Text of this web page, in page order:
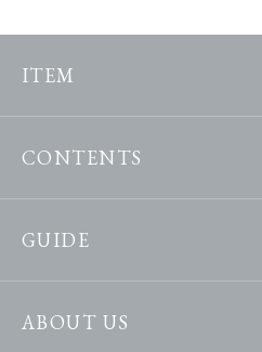
ITEM
CONTENTS
GUIDE
ABOUT US